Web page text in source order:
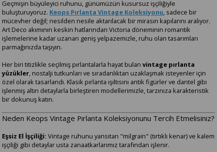
Geçmişin büyüleyici ruhunu, günümüzün kusursuz işçiliğiyle
buluşturuyoruz. Keops Pırlanta Vintage Koleksiyonu, sadece bir
mücevher değil; nesilden nesile aktarılacak bir mirasın kapılarını aralıyor.
Art Deco akımının keskin hatlarından Victoria döneminin romantik
işlemelerine kadar uzanan geniş yelpazemizle, ruhu olan tasarımları
parmağınızda taşıyın.
Her biri titizlikle seçilmiş pırlantalarla hayat bulanvintage pırlanta
yüzükler, nostalji tutkunları ve sıradanlıktan uzaklaşmak isteyenler için
özel olarak tasarlandı. Klasik pırlanta ışıltısını antik figürler ve dantel gibi
işlenmiş altın detaylarla birleştiren modellerimizle, tarzınıza karakteristik
bir dokunuş katın.
Neden Keops Vintage Pırlanta Koleksiyonunu Tercih Etmelisiniz?
Eşsiz El İşçiliği: Vintage ruhunu yansıtan "milgrain" (tırtıklı kenar) ve kalem
işçiliği gibi detaylar usta zanaatkarlarımız tarafından işlenir.